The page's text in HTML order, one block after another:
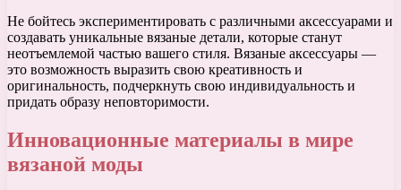
Не бойтесь экспериментировать с различными аксессуарами и
создавать уникальные вязаные детали, которые станут
неотъемлемой частью вашего стиля. Вязаные аксессуары —
это возможность выразить свою креативность и
оригинальность, подчеркнуть свою индивидуальность и
придать образу неповторимости.
Инновационные материалы в мире
вязаной моды